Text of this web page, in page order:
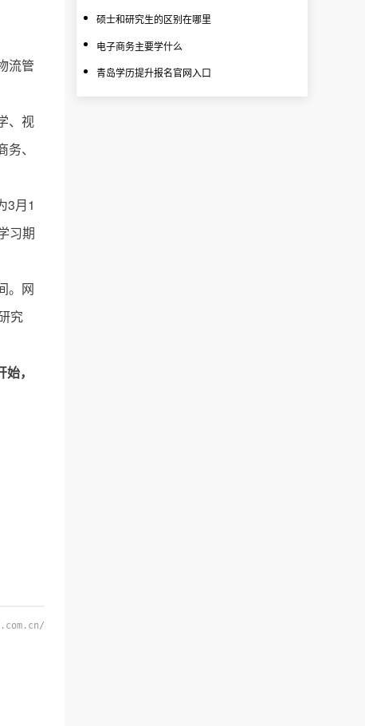
流管
、视
、
3月1
习期
。网
究
，
硕士和研究生的区别在哪里
电子商务主要学什么
青岛学历提升报名官网入口